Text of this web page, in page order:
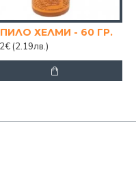
ХЕЛМИ - 60 ГР.
(2.19лв.)